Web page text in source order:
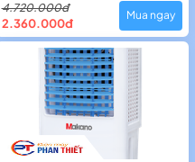
Mua ngay
4.720.000đ
2.360.000đ